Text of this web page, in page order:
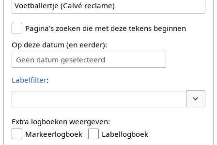
Pagina's zoeken die met deze tekens beginnen
Op deze datum (en eerder):
Geen datum geselecteerd
Labelfilter:
Extra logboeken weergeven:
Markeerlogboek
Labellogboek